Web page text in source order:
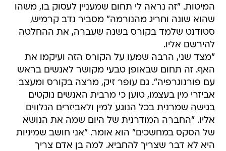
המיטות. "זה נראה לי תחום שמעניין לעסוק בו, משהו
שהוא שונה וחריג מהנורמה" מסביר נדב קרמיש,
סטודנט שלמד בקורס בשנה שעברה, את ההחלטה
להירשם אליו.
"מצד שני, הרבה שמעו על הקורס הזה ועיקמו את
האף. זה תחום שבאופן טבעי מקושר לאנשים בראש
עם פורנוגרפיה". גם עופר זיק, מרצה בקורס ומעצב
אביזרי מין בעצמו, טוען כי מרבית האנשים נוקטים
בגישה שמרנית בכל הנוגע למין ולאביזרים הנלווים
אליו. "החברה המודרנית של היום שמה את הנושא
של הסקס במחשכים" הוא אומר. "אני חושב שמיניות
היא לא דבר שצריך להחביא. למה בן אדם צריך